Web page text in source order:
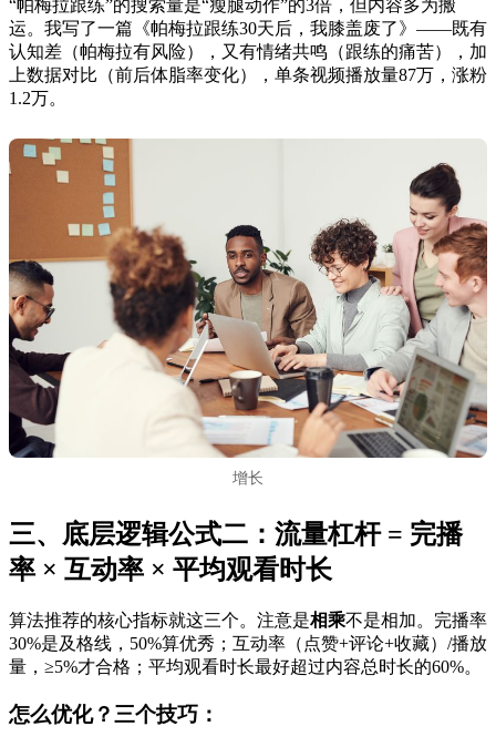
“帕梅拉跟练”的搜索量是“瘦腿动作”的3倍，但内容多为搬
运。我写了一篇《帕梅拉跟练30天后，我膝盖废了》——既有
认知差（帕梅拉有风险），又有情绪共鸣（跟练的痛苦），加
上数据对比（前后体脂率变化），单条视频播放量87万，涨粉
1.2万。
增长
三、底层逻辑公式二：流量杠杆 = 完播
率 × 互动率 × 平均观看时长
算法推荐的核心指标就这三个。注意是相乘不是相加。完播率
30%是及格线，50%算优秀；互动率（点赞+评论+收藏）/播放
量，≥5%才合格；平均观看时长最好超过内容总时长的60%。
怎么优化？三个技巧：